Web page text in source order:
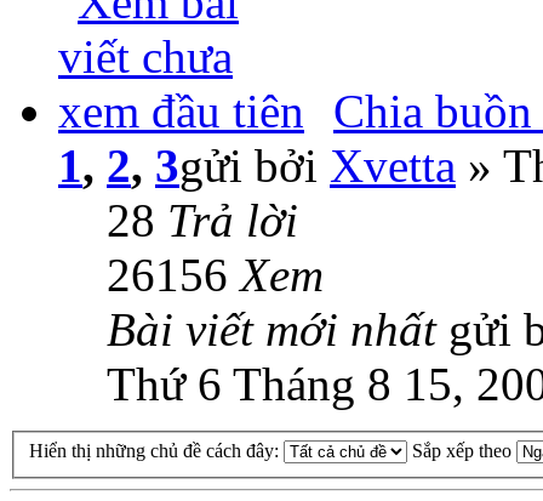
Chia
1, 2, 3gửi bởi Xvetta »
28 Trả lời
26156Xem
Bài viết mới nhất gửi
Thứ 6 Tháng 8 15,
Hiển thị những chủ đề cách đây: Sắp xếp theo